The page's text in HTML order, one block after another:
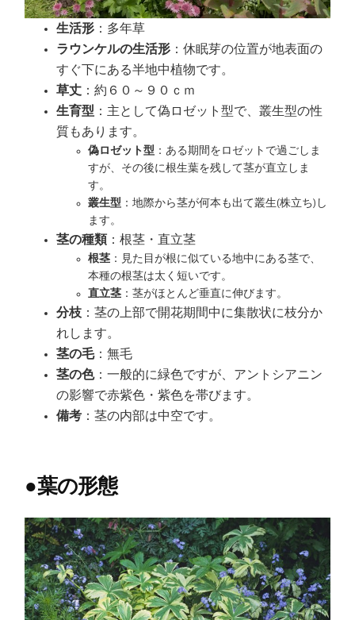
生活形 ：多年草
ラウンケルの生活形 ：休眠芽の位置が地表面の
すぐ下にある半地中植物です。
草丈 ：約６０～９０ｃｍ
生育型 ：主として偽ロゼット型で、叢生型の性
質もあります。
偽ロゼット型 ：ある期間をロゼットで過ごしま
すが、その後に根生葉を残して茎が直立しま
す。
叢生型 ：地際から茎が何本も出て叢生(株立ち)し
ます。
茎の種類 ：根茎・直立茎
根茎 ：見た目が根に似ている地中にある茎で、
本種の根茎は太く短いです。
直立茎 ：茎がほとんど垂直に伸びます。
分枝 ：茎の上部で開花期間中に集散状に枝分か
れします。
茎の毛：無毛
茎の色：一般的に緑色ですが、アントシアニン
の影響で赤紫色・紫色を帯びます。
備考 ：茎の内部は中空です。
●葉の形態